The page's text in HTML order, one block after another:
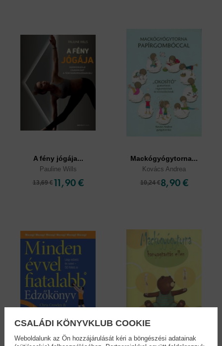
A fény jógája...
Pauline Wills
13,69 € 11,90 €
Mackógyógytorna...
Kovács Andrea
10,24 €8,90 €
CSALÁDI KÖNYVKLUB COOKIE
Weboldalunk az Ön hozzájárulását kéri a böngészési adatainak